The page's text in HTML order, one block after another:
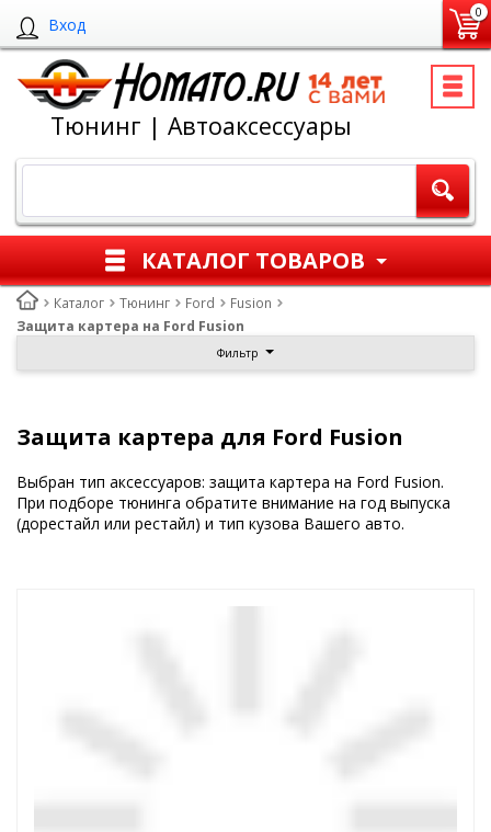
Вход
0
Тюнинг | Автоаксессуары
КАТАЛОГ ТОВАРОВ
Каталог Тюнинг Ford
Fusion
Защита картера на Ford Fusion
Фильтр
Защита картера для Ford Fusion
Выбран тип аксессуаров: защита картера на Ford Fusion.
При подборе тюнинга обратите внимание на год выпуска
(дорестайл или рестайл) и тип кузова Вашего авто.